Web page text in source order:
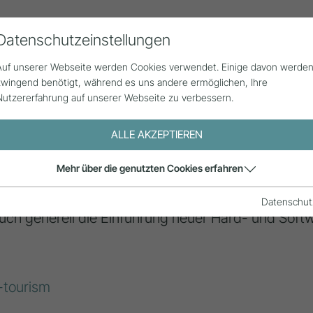
Alle Beiträge Statistik
Informations- und
sind insbesondere alle mit dem Internet
generell die Einführung neuer Hard- und
unserer Webseite werden Cookies verwendet. Einige davon werden
benötigt, während es uns andere ermöglichen, Ihre
auf unserer Webseite zu verbessern.
ALLE AKZEPTIEREN
Mehr über die genutzten Cookies erfahren